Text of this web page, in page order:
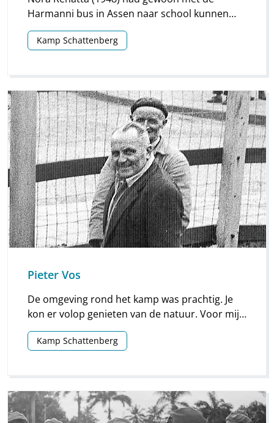
Harmanni bus in Assen naar school kunnen
gaan, maar regelmatig pakte ze de fiets.
Kamp Schattenberg
Pieter Vos
De omgeving rond het kamp was prachtig. Je
kon er volop genieten van de natuur. Voor mij
vormt het kamp de herinnering aan de fijne tijd
toen de Molukse gemeenschap daar woonde.
Kamp Schattenberg